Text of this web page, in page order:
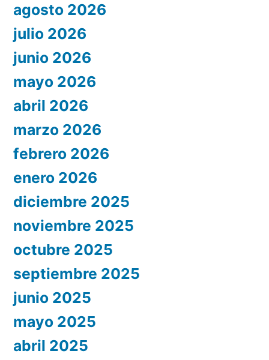
agosto 2026
julio 2026
junio 2026
mayo 2026
abril 2026
marzo 2026
febrero 2026
enero 2026
diciembre 2025
noviembre 2025
octubre 2025
septiembre 2025
junio 2025
mayo 2025
abril 2025